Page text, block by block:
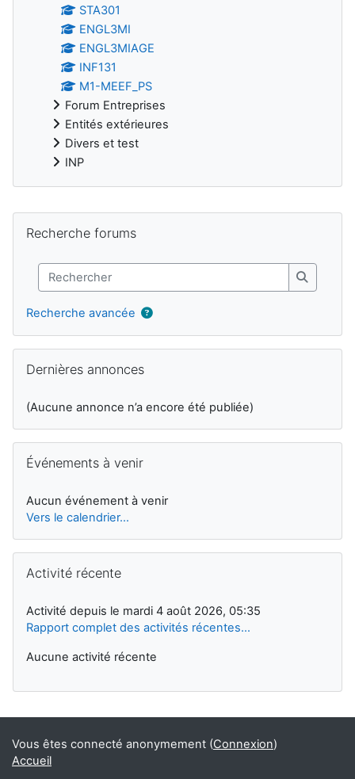
STA301
ENGL3MI
ENGL3MIAGE
INF131
M1-MEEF_PS
Forum Entreprises
Entités extérieures
Divers et test
INP
Recherche forums
Rechercher
Recherche avancée
Dernières annonces
(Aucune annonce n’a encore été publiée)
Événements à venir
Aucun événement à venir
Vers le calendrier…
Activité récente
Activité depuis le mardi 4 août 2026, 05:35
Rapport complet des activités récentes…
Aucune activité récente
Vous êtes connecté anonymement (Connexion)
Accueil